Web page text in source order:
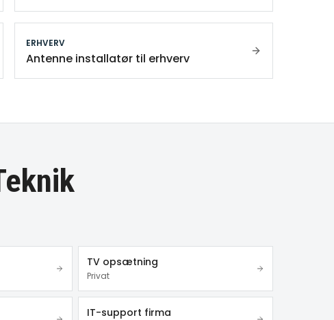
ERHVERV
Antenne installatør til erhverv
TV opsætning
Privat
IT-support firma